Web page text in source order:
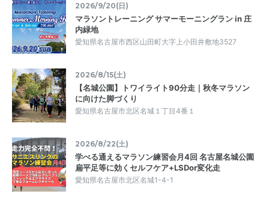
2026/9/20(日)
マラソントレーニング サマーモーニングラン in 庄
内緑地
愛知県名古屋市西区山田町大字上小田井敷地3527
2026/8/15(土)
【名城公園】トワイライト90分走｜秋冬マラソン
に向けた脚づくり
愛知県名古屋市北区名城１丁目4番１
2026/8/22(土)
学べる通えるマラソン練習会月4回 名古屋名城公園
扁平足等に効くセルフケア+LSDor変化走
愛知県名古屋市北区名城1-4-1